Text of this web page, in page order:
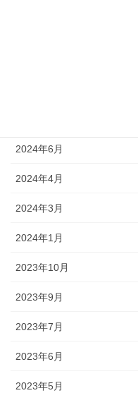
2024年6月
2024年4月
2024年3月
2024年1月
2023年10月
2023年9月
2023年7月
2023年6月
2023年5月